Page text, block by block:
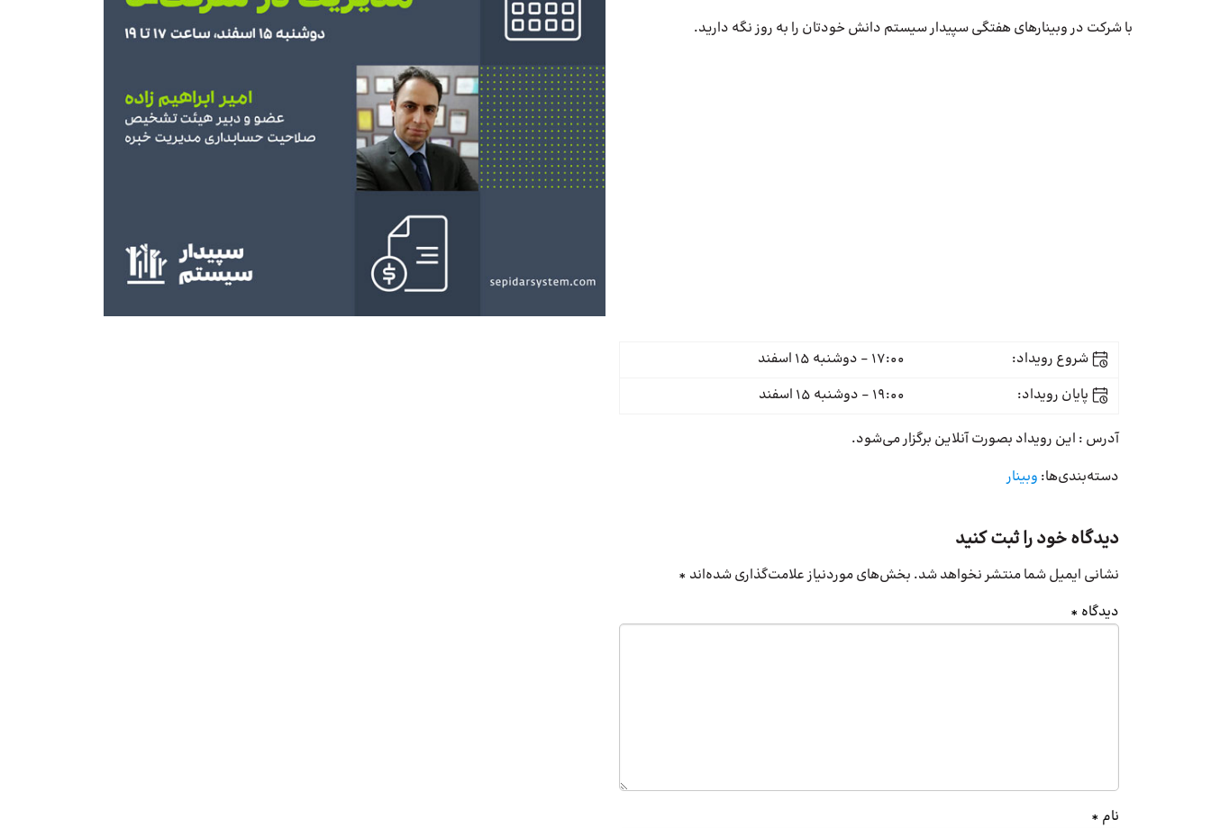
با شرکت در وبینارهای هفتگی سپیدار سیستم دانش خودتان را به روز نگه دارید.
شروع رویداد:
17:00 - دوشنبه 15 اسفند
پایان رویداد:
19:00 - دوشنبه 15 اسفند
آدرس : این رویداد بصورت آنلاین برگزار می‌شود.
دسته‌بندی‌ها: وبینار
دیدگاه خود را ثبت کنید
نشانی ایمیل شما منتشر نخواهد شد. بخش‌های موردنیاز علامت‌گذاری شده‌اند *
دیدگاه *
نام *